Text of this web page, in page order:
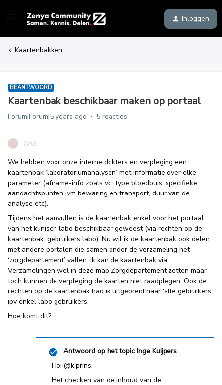
Inloggen
Kaartenbakken
BEANTWOORD
Kaartenbak beschikbaar maken op portaal
Forum|Forum|5 years ago 5 reacties
T
Tine
We hebben voor onze interne dokters en verpleging een
kaartenbak ‘laboratoriumanalysen’ met informatie over elke
parameter (afname-info zoals vb. type bloedbuis, specifieke
aandachtspunten ivm bewaring en transport, duur van de
analyse etc).
Tijdens het aanvullen is de kaartenbak enkel voor het portaal
van het klinisch labo beschikbaar geweest (via rechten op de
kaartenbak: gebruikers labo). Nu wil ik de kaartenbak ook delen
met andere portalen die samen onder de verzameling het
‘zorgdepartement’ vallen. Ik kan de kaartenbak via
Verzamelingen wel in deze map Zorgdepartement zetten maar
toch kunnen de verpleging de kaarten niet raadplegen. Ook de
rechten op de kaartenbak had ik uitgebreid naar ‘alle gebruikers’
ipv enkel labo gebruikers.
Hoe komt dit?
Antwoord op het topic Inge Kuijpers
Hoi @k.prins,
Het checken van de inhoud van de